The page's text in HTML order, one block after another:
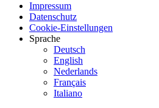
Impressum
Datenschutz
Cookie-Einstellungen
Sprache
Deutsch
English
Nederlands
Français
Italiano